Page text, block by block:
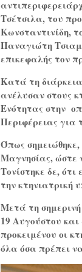
Τσέτσιλα, του
Κωνσταντινίδη,
Παναγιώτη
επικεφαλής τον
Κατά τη
ανέλυσαν στους
Ενότητας στην
Περιφέρειας για
Όπως σημειώθηκε,
Μαγνησίας, ώστε
Τονίστηκε δε, ότι
την κτηνιατρική
Μετά τη
19 Αυγούστου και
προκειμένου οι
όλα όσα πρέπει